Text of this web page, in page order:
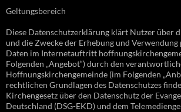
Geltungsbereich
Diese Datenschutzerklärung klärt Nutzer über
und die Zwecke der Erhebung und Verwendung
Daten im Internetauftritt
Folgenden „Angebot“) durch den
Hoffnungskirchengemeinde (im Folgenden
rechtlichen Grundlagen des Datenschutzes
Kirchengesetz über den Datenschutz der
Deutschland (DSG-EKD) und dem